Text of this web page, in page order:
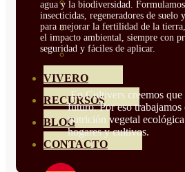
ROSALES
GERANIOS
VIVERO
RECURSOS
BLOG
CONTACTO
agua y la biodiversidad.
insecticidas, regeneradores de suelo
para mejorar la fertilidad de la
el impacto ambiental, siempre con
seguridad y fáciles de aplicar.
En Cultivers creemos que
futuro. Por eso trabajamos
nutrición vegetal
hogares y cultivos.